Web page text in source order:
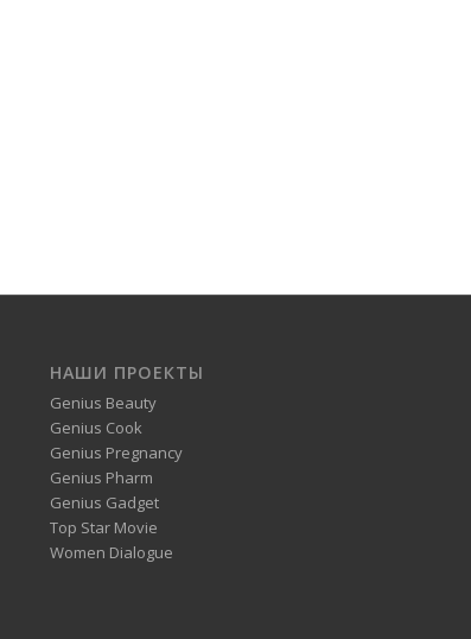
НАШИ ПРОЕКТЫ
Genius Beauty
Genius Cook
Genius Pregnancy
Genius Pharm
Genius Gadget
Top Star Movie
Women Dialogue